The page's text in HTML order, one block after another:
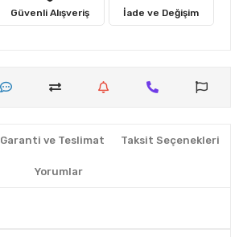
Güvenli Alışveriş İade ve Değişim
Garanti ve Teslimat Taksit Seçenekleri
Yorumlar